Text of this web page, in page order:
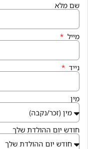
הצטרפו
שם מלא
שם מלא
מייל
נייד
מין
חודש יום ההולדת שלך